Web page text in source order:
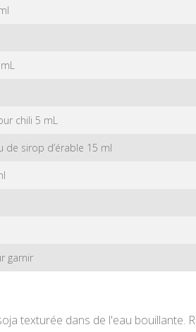
chili 5 mL
de sirop d’érable 15 ml
garnir
texturée dans de l'eau bouillante.